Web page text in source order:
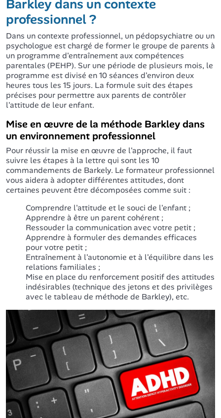
Barkley dans un contexte
professionnel ?
Dans un contexte professionnel, un pédopsychiatre ou un
psychologue est chargé de former le groupe de parents à
un programme d'entraînement aux compétences
parentales (PEHP). Sur une période de plusieurs mois, le
programme est divisé en 10 séances d'environ deux
heures tous les 15 jours. La formule suit des étapes
précises pour permettre aux parents de contrôler
l'attitude de leur enfant.
Mise en œuvre de la méthode Barkley dans
un environnement professionnel
Pour réussir la mise en œuvre de l'approche, il faut
suivre les étapes à la lettre qui sont les 10
commandements de Barkely. Le formateur professionnel
vous aidera à adopter différentes attitudes, dont
certaines peuvent être décomposées comme suit :
Comprendre l'attitude et le souci de l'enfant ;
Apprendre à être un parent cohérent ;
Ressouder la communication avec votre petit ;
Apprendre à formuler des demandes efficaces
pour votre petit ;
Entraînement à l'autonomie et à l'équilibre dans les
relations familiales ;
Mise en place du renforcement positif des attitudes
indésirables (technique des jetons et des privilèges
avec le tableau de méthode de Barkley), etc.